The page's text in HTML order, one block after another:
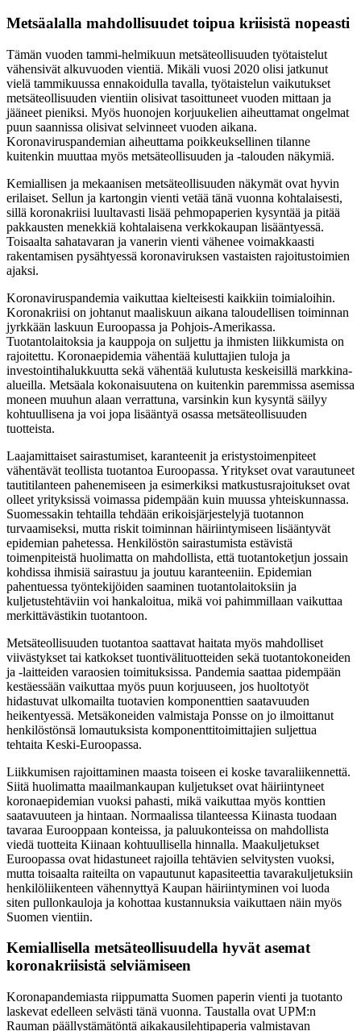
Metsäalalla mahdollisuudet toipua kriisistä nopeasti
Tämän vuoden tammi-helmikuun metsäteollisuuden työtaistelut
vähensivät alkuvuoden vientiä. Mikäli vuosi 2020 olisi jatkunut
vielä tammikuussa ennakoidulla tavalla, työtaistelun vaikutukset
metsäteollisuuden vientiin olisivat tasoittuneet vuoden mittaan ja
jääneet pieniksi. Myös huonojen korjuukelien aiheuttamat ongelmat
puun saannissa olisivat selvinneet vuoden aikana.
Koronaviruspandemian aiheuttama poikkeuksellinen tilanne
kuitenkin muuttaa myös metsäteollisuuden ja -talouden näkymiä.
Kemiallisen ja mekaanisen metsäteollisuuden näkymät ovat hyvin
erilaiset. Sellun ja kartongin vienti vetää tänä vuonna kohtalaisesti,
sillä koronakriisi luultavasti lisää pehmopaperien kysyntää ja pitää
pakkausten menekkiä kohtalaisena verkkokaupan lisääntyessä.
Toisaalta sahatavaran ja vanerin vienti vähenee voimakkaasti
rakentamisen pysähtyessä koronaviruksen vastaisten rajoitustoimien
ajaksi.
Koronaviruspandemia vaikuttaa kielteisesti kaikkiin toimialoihin.
Koronakriisi on johtanut maaliskuun aikana taloudellisen toiminnan
jyrkkään laskuun Euroopassa ja Pohjois-Amerikassa.
Tuotantolaitoksia ja kauppoja on suljettu ja ihmisten liikkumista on
rajoitettu. Koronaepidemia vähentää kuluttajien tuloja ja
investointihalukkuutta sekä vähentää kulutusta keskeisillä markkina-
alueilla. Metsäala kokonaisuutena on kuitenkin paremmissa asemissa
moneen muuhun alaan verrattuna, varsinkin kun kysyntä säilyy
kohtuullisena ja voi jopa lisääntyä osassa metsäteollisuuden
tuotteista.
Laajamittaiset sairastumiset, karanteenit ja eristystoimenpiteet
vähentävät teollista tuotantoa Euroopassa. Yritykset ovat varautuneet
tautitilanteen pahenemiseen ja esimerkiksi matkustusrajoitukset ovat
olleet yrityksissä voimassa pidempään kuin muussa yhteiskunnassa.
Suomessakin tehtailla tehdään erikoisjärjestelyjä tuotannon
turvaamiseksi, mutta riskit toiminnan häiriintymiseen lisääntyvät
epidemian pahetessa. Henkilöstön sairastumista estävistä
toimenpiteistä huolimatta on mahdollista, että tuotantoketjun jossain
kohdissa ihmisiä sairastuu ja joutuu karanteeniin. Epidemian
pahentuessa työntekijöiden saaminen tuotantolaitoksiin ja
kuljetustehtäviin voi hankaloitua, mikä voi pahimmillaan vaikuttaa
merkittävästikin tuotantoon.
Metsäteollisuuden tuotantoa saattavat haitata myös mahdolliset
viivästykset tai katkokset tuontivälituotteiden sekä tuotantokoneiden
ja -laitteiden varaosien toimituksissa. Pandemia saattaa pidempään
kestäessään vaikuttaa myös puun korjuuseen, jos huoltotyöt
hidastuvat ulkomailta tuotavien komponenttien saatavuuden
heikentyessä. Metsäkoneiden valmistaja Ponsse on jo ilmoittanut
henkilöstönsä lomautuksista komponenttitoimittajien suljettua
tehtaita Keski-Euroopassa.
Liikkumisen rajoittaminen maasta toiseen ei koske tavaraliikennettä.
Siitä huolimatta maailmankaupan kuljetukset ovat häiriintyneet
koronaepidemian vuoksi pahasti, mikä vaikuttaa myös konttien
saatavuuteen ja hintaan. Normaalissa tilanteessa Kiinasta tuodaan
tavaraa Eurooppaan konteissa, ja paluukonteissa on mahdollista
viedä tuotteita Kiinaan kohtuullisella hinnalla. Maakuljetukset
Euroopassa ovat hidastuneet rajoilla tehtävien selvitysten vuoksi,
mutta toisaalta raiteilta on vapautunut kapasiteettia tavarakuljetuksiin
henkilöliikenteen vähennyttyä Kaupan häiriintyminen voi luoda
siten pullonkauloja ja kohottaa kustannuksia vaikuttaen näin myös
Suomen vientiin.
Kemiallisella metsäteollisuudella hyvät asemat
koronakriisistä selviämiseen
Koronapandemiasta riippumatta Suomen paperin vienti ja tuotanto
laskevat edelleen selvästi tänä vuonna. Taustalla ovat UPM:n
Rauman päällystämätöntä aikakausilehtipaperia valmistavan